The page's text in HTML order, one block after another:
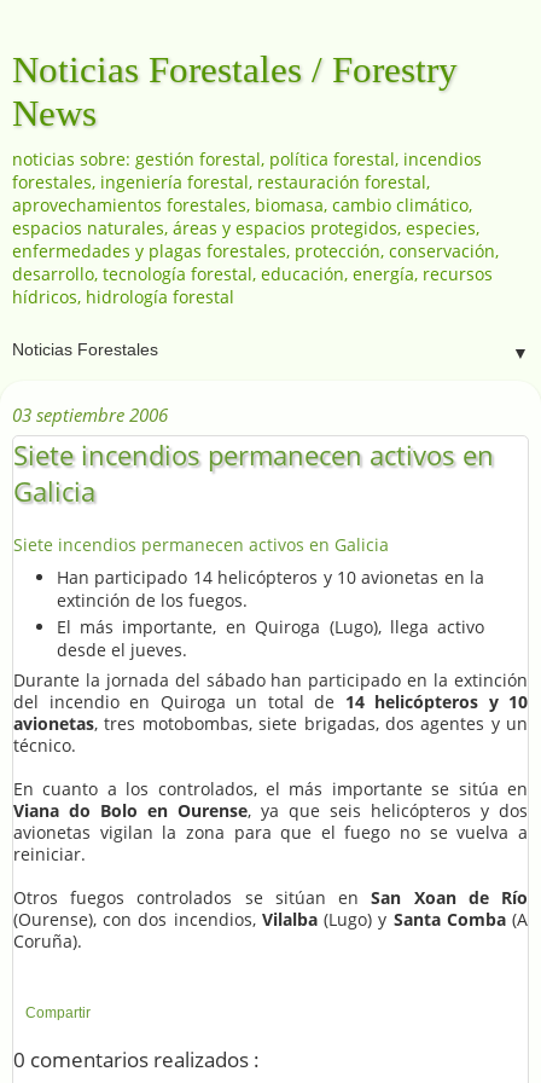
Noticias Forestales / Forestry
News
noticias sobre: gestión forestal, política forestal, incendios
forestales, ingeniería forestal, restauración forestal,
aprovechamientos forestales, biomasa, cambio climático,
espacios naturales, áreas y espacios protegidos, especies,
enfermedades y plagas forestales, protección, conservación,
desarrollo, tecnología forestal, educación, energía, recursos
hídricos, hidrología forestal
▼
03 septiembre 2006
Siete incendios permanecen activos en
Galicia
Siete incendios permanecen activos en Galicia
Han participado 14 helicópteros y 10 avionetas en la
extinción de los fuegos.
El más importante, en Quiroga (Lugo), llega activo
desde el jueves.
Durante la jornada del sábado han participado en la extinción
del incendio en Quiroga un total de 14 helicópteros y 10
avionetas, tres motobombas, siete brigadas, dos agentes y un
técnico.
En cuanto a los controlados, el más importante se sitúa en
Viana do Bolo en Ourense, ya que seis helicópteros y dos
avionetas vigilan la zona para que el fuego no se vuelva a
reiniciar.
Otros fuegos controlados se sitúan enSan Xoan de Río
(Ourense), con dos incendios, Vilalba(Lugo) y Santa Comba(A
Coruña).
Compartir
0 comentarios realizados :